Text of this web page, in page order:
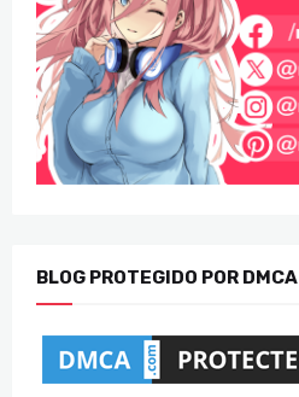
BLOG PROTEGIDO POR DMCA